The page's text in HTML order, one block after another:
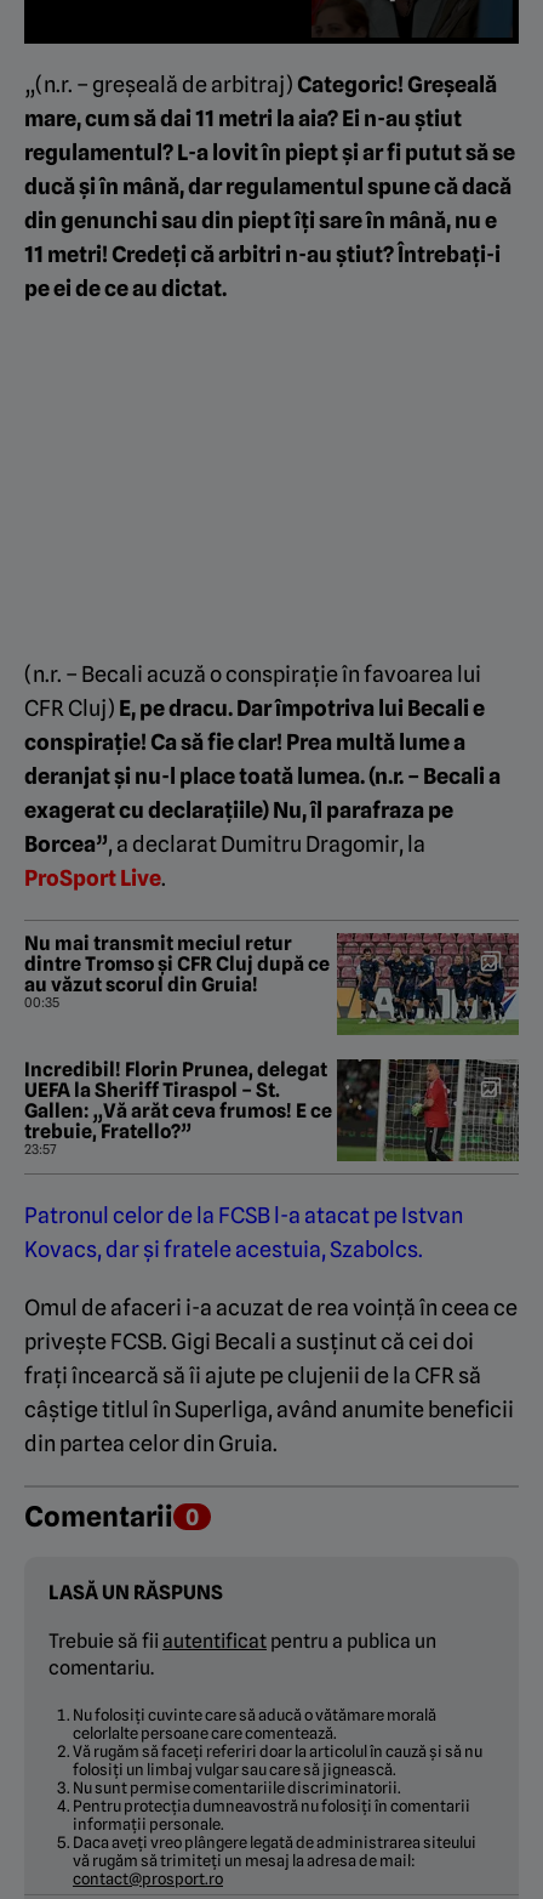
„(n.r. – greșeală de arbitraj) Categoric! Greșeală
mare, cum să dai 11 metri la aia? Ei n-au știut
regulamentul? L-a lovit în piept și ar fi putut să se
ducă și în mână, dar regulamentul spune că dacă
din genunchi sau din piept îți sare în mână, nu e
11 metri! Credeți că arbitri n-au știut? Întrebați-i
pe ei de ce au dictat.
(n.r. – Becali acuză o conspirație în favoarea lui
CFR Cluj) E, pe dracu. Dar împotriva lui Becali e
conspirație! Ca să fie clar! Prea multă lume a
deranjat și nu-l place toată lumea. (n.r. – Becali a
exagerat cu declarațiile) Nu, îl parafraza pe
Borcea”, a declarat Dumitru Dragomir, la
ProSport Live.
Nu mai transmit meciul retur
dintre Tromso și CFR Cluj după ce
au văzut scorul din Gruia!
00:35
Incredibil! Florin Prunea, delegat
UEFA la Sheriff Tiraspol – St.
Gallen: „Vă arăt ceva frumos! E ce
trebuie, Fratello?”
23:57
Patronul celor de la FCSB l-a atacat pe Istvan
Kovacs, dar și fratele acestuia, Szabolcs.
Omul de afaceri i-a acuzat de rea voință în ceea ce
privește FCSB. Gigi Becali a susținut că cei doi
frați încearcă să îi ajute pe clujenii de la CFR să
câștige titlul în Superliga, având anumite beneficii
din partea celor din Gruia.
Comentarii 0
LASĂ UN RĂSPUNS
Trebuie să fii autentificat pentru a publica un
comentariu.
Nu folosiți cuvinte care să aducă o vătămare morală
celorlalte persoane care comentează.
Vă rugăm să faceți referiri doar la articolul în cauză și să nu
folosiți un limbaj vulgar sau care să jignească.
Nu sunt permise comentariile discriminatorii.
Pentru protecția dumneavostră nu folosiți în comentarii
informații personale.
Daca aveți vreo plângere legată de administrarea siteului
vă rugăm să trimiteți un mesaj la adresa de mail:
contact@prosport.ro